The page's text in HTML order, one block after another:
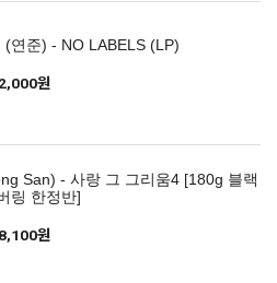
(연준) - NO LABELS (LP)
원
San) - 사랑 그 그리움4 [180g 블랙
링 한정반]
원